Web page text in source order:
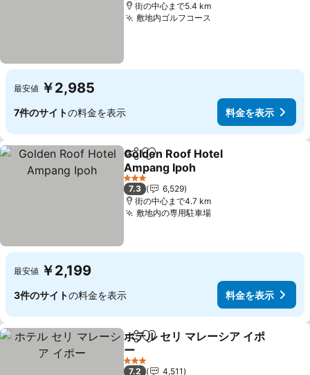
街の中心まで5.4 km
敷地内ゴルフコース
最安値 ￥2,985
7件のサイトの料金を表示 料金を表示
シェアお気に入りに追加
Golden Roof Hotel
Ampang Ipoh
料金を表示
3 ホテルのランク
7.3
6,529
街の中心まで4.7 km
敷地内の専用駐車場料金を表示
最安値 ￥2,199
3件のサイトの料金を表示 料金を表示
シェアお気に入りに追加
ホテル セリ マレーシア イポ
ー
料金を表示
3 ホテルのランク
7.2 4,511